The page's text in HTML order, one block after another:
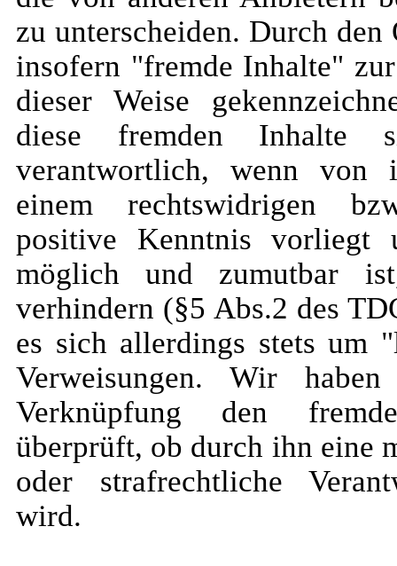
zu unterscheiden. Durch
insofern "fremde Inhalte"
dieser Weise
diese fremden
verantwortlich, wenn von
einem rechtswidrigen
positive Kenntnis vorliegt
möglich und zumutbar
verhindern (§5 Abs.2 des
es sich allerdings stets um
Verweisungen. Wir
Verknüpfung den
überprüft, ob durch ihn eine
oder strafrechtliche
wird.